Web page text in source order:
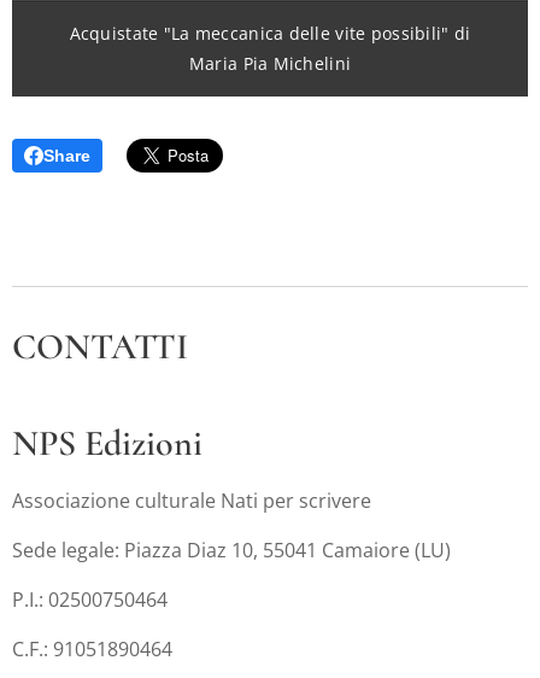
Acquistate "La meccanica delle vite possibili" di
Maria Pia Michelini
Share
CONTATTI
NPS Edizioni
Associazione culturale Nati per scrivere
Sede legale: Piazza Diaz 10, 55041 Camaiore (LU)
P.I.: 02500750464
C.F.: 91051890464